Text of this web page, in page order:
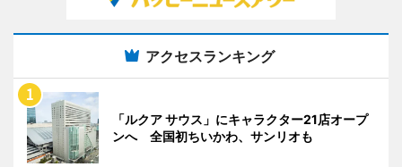
アクセスランキング
「ルクア サウス」にキャラクター21店オープ
ンへ 全国初ちいかわ、サンリオも